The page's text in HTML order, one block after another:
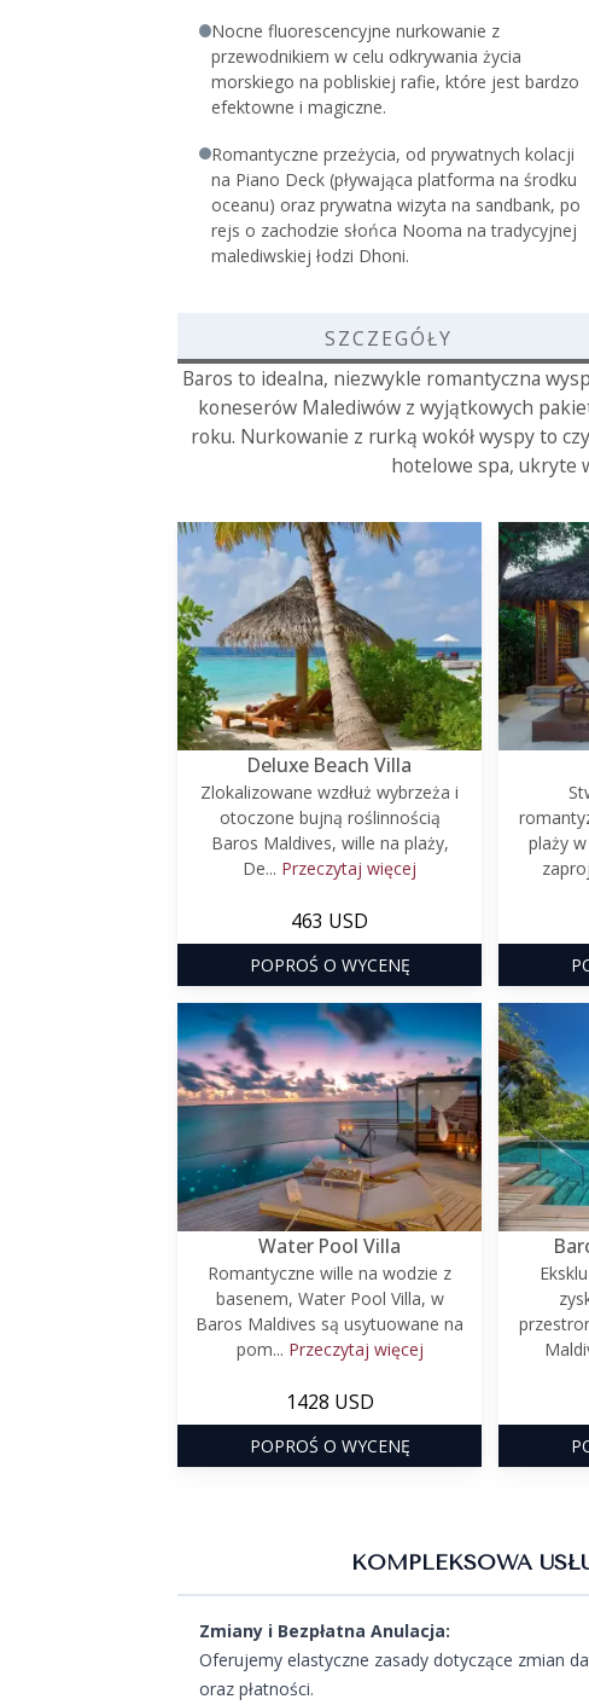
Nocne fluorescencyjne nurkowanie z
przewodnikiem w celu odkrywania życia
morskiego na pobliskiej rafie, które jest bardzo
efektowne i magiczne.
Romantyczne przeżycia, od prywatnych kolacji
na Piano Deck (pływająca platforma na środku
oceanu) oraz prywatna wizyta na sandbank, po
rejs o zachodzie słońca Nooma na tradycyjnej
malediwskiej łodzi Dhoni.
SZCZEGÓŁY
Baros to idealna, niezwykle romantyczna
koneserów Malediwów z wyjątkowych
roku. Nurkowanie z rurką wokół wyspy to
hotelowe spa, ukryte
Deluxe Beach Villa
Zlokalizowane wzdłuż wybrzeża i
otoczone bujną roślinnością
Baros Maldives, wille na plaży,
De... Przeczytaj więcej
463 USD
POPROŚ O WYCENĘ
plaży
Water Pool Villa
Romantyczne wille na wodzie z
basenem, Water Pool Villa, w
Baros Maldives są usytuowane na
pom... Przeczytaj więcej
1428 USD
POPROŚ O WYCENĘ
KOMPLEKSOWA
Zmiany i Bezpłatna Anulacja:
Oferujemy elastyczne zasady dotyczące zmian
oraz płatności.